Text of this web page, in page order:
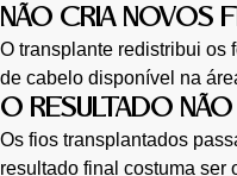
NÃO CRIA NOVOS
O transplante redistribui os
de cabelo disponível na
O RESULTADO
Os fios transplantados
resultado final costuma ser